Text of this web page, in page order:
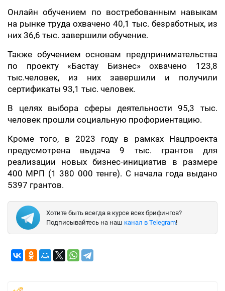
Онлайн обучением по востребованным навыкам
на рынке труда охвачено 40,1 тыс. безработных, из
них 36,6 тыс. завершили обучение.
Также обучением основам предпринимательства
по проекту «Бастау Бизнес» охвачено 123,8
тыс.человек, из них завершили и получили
сертификаты 93,1 тыс. человек.
В целях выбора сферы деятельности 95,3 тыс.
человек прошли социальную профориентацию.
Кроме того, в 2023 году в рамках Нацпроекта
предусмотрена выдача 9 тыс. грантов для
реализации новых бизнес-инициатив в размере
400 МРП (1 380 000 тенге). С начала года выдано
5397 грантов.
Хотите быть всегда в курсе всех брифингов?
Подписывайтесь на наш канал в Telegram!